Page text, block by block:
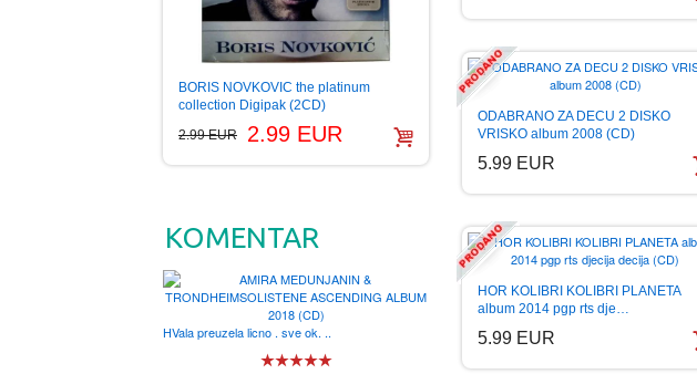
ODABRANO ZA DECU 2 DISKO
VRISKO album 2008 (CD)
5.99 EUR
HOR KOLIBRI KOLIBRI PLANETA
album 2014 pgp rts dje…
5.99 EUR
BORIS NOVKOVIC the platinum
collection Digipak (2CD)
2.99 EUR
2.99 EUR
KOMENTAR
HVala preuzela licno . sve ok. ..